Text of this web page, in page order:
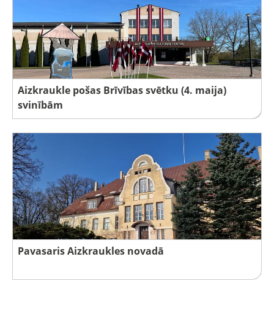
Aizkraukle pošas Brīvības svētku (4. maija)
svinībām
Pavasaris Aizkraukles novadā